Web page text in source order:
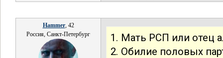
Hammer, 42
Россия, Санкт-Петербург
1. Мать РСП или отец
2. Обилие половых